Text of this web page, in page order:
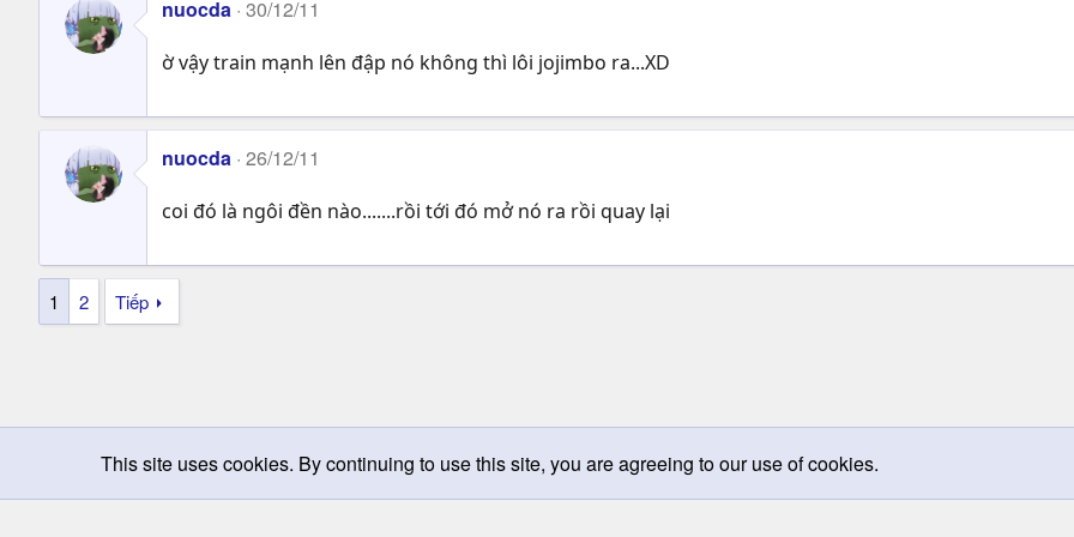
nuocda 30/12/11
ờ vậy train mạnh lên đập nó không thì lôi jojimbo ra...XD
nuocda 26/12/11
coi đó là ngôi đền nào.......rồi tới đó mở nó ra rồi quay lại
1 2 Tiếp
Chọn giao diện Change width
This site uses cookies. By continuing to use this site, you are agreeing to our use of cookies.